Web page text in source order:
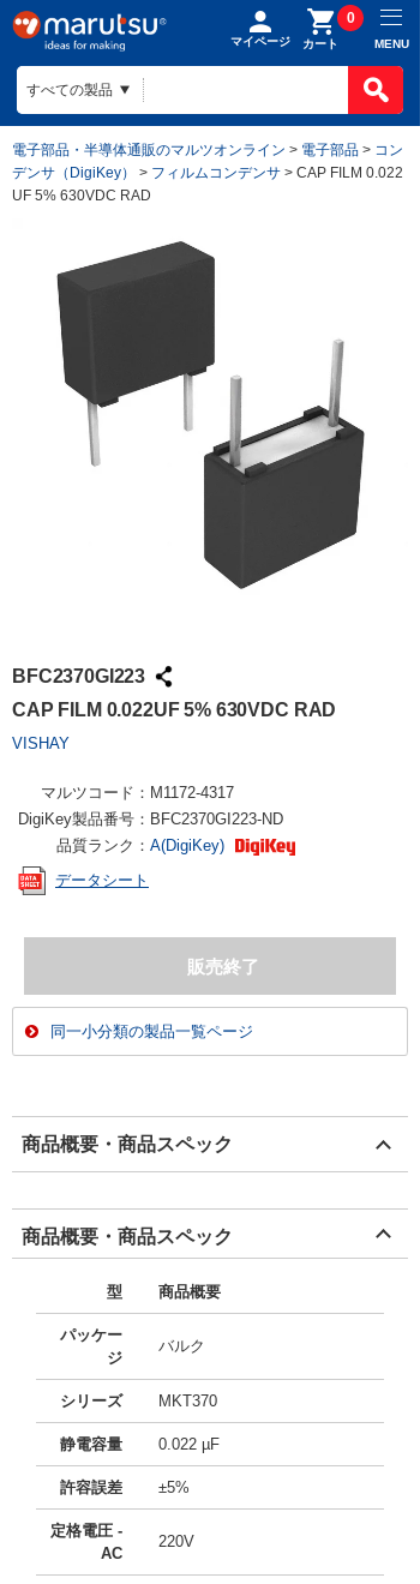
マイページ カート
0
MENU
電子部品・半導体通販のマルツオンライン > 電子部品 > コン
デンサ（DigiKey）
> フィルムコンデンサ > CAP FILM 0.022
UF 5% 630VDC RAD
BFC2370GI223
CAP FILM 0.022UF 5% 630VDC RAD
VISHAY
マルツコード： M1172-4317
DigiKey製品番号： BFC2370GI223-ND
品質ランク： A(DigiKey)
データシート
同一小分類の製品一覧ページ
商品概要・商品スペック
商品概要・商品スペック
型 商品概要
パッケー
ジ
バルク
シリーズ MKT370
静電容量 0.022 µF
許容誤差 ±5%
定格電圧 -
AC
220V